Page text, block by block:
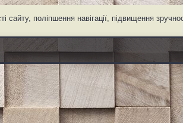
поліпшення навігації, підвищення